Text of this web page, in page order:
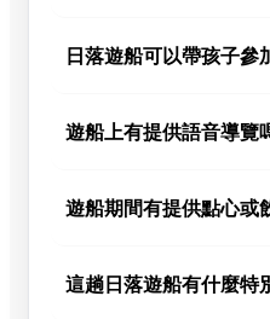
日落遊船可以帶孩子參
遊船上有提供語音導覽
遊船期間有提供點心或
這趟日落遊船有什麼特